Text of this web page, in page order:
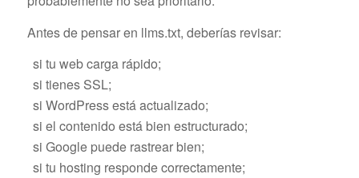
Antes de pensar en llms.txt, deberías revisar:
si tu web carga rápido;
si tienes SSL;
si WordPress está actualizado;
si el contenido está bien estructurado;
si Google puede rastrear bien;
si tu hosting responde correctamente;